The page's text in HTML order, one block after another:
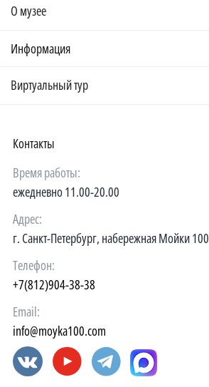
О музее
Информация
Виртуальный тур
Контакты
Время работы:
ежедневно 11.00-20.00
Адрес:
г. Санкт-Петербург, набережная Мойки 100
Телефон:
+7(812)904-38-38
Email:
info@moyka100.com